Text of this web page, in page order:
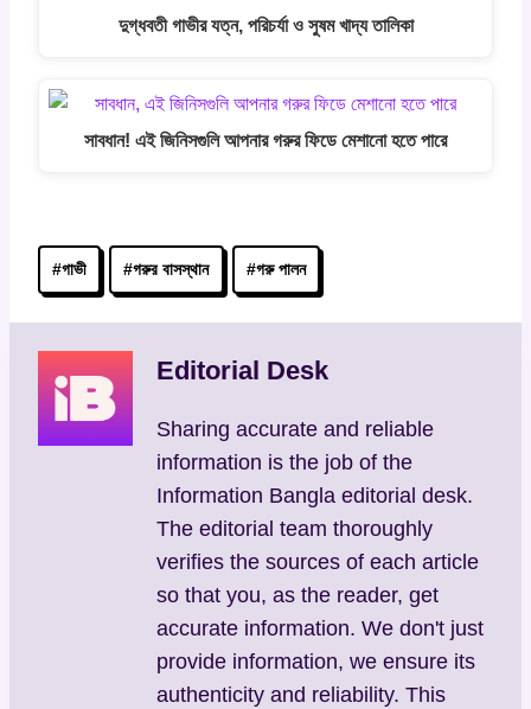
দুগ্ধবতী গাভীর যত্ন, পরিচর্যা ও সুষম খাদ্য তালিকা
সাবধান! এই জিনিসগুলি আপনার গরুর ফিডে মেশানো হতে পারে
Post
Tags:
#গাভী #গরুর বাসস্থান #গরু পালন
Editorial Desk
Sharing accurate and reliable
information is the job of the
Information Bangla editorial desk.
The editorial team thoroughly
verifies the sources of each article
so that you, as the reader, get
accurate information. We don't just
provide information, we ensure its
authenticity and reliability. This